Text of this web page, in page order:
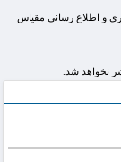
و اطلاع رسانی مقیاس
نخواهد شد.